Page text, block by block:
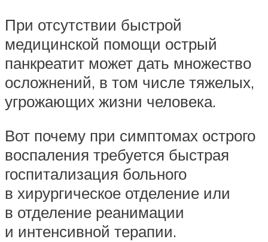
При отсутствии быстрой
медицинской помощи острый
панкреатит может дать множество
осложнений, в том числе тяжелых,
угрожающих жизни человека.
Вот почему при симптомах острого
воспаления требуется быстрая
госпитализация больного
в хирургическое отделение или
в отделение реанимации
и интенсивной терапии.